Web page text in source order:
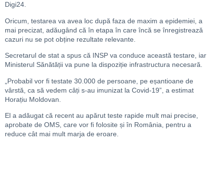
Digi24.
Oricum, testarea va avea loc după faza de maxim a epidemiei, a
mai precizat, adăugând că în etapa în care încă se înregistrează
cazuri nu se pot obține rezultate relevante.
Secretarul de stat a spus că INSP va conduce această testare, iar
Ministerul Sănătății va pune la dispoziție infrastructura necesară.
„Probabil vor fi testate 30.000 de persoane, pe eșantioane de
vârstă, ca să vedem câți s-au imunizat la Covid-19”, a estimat
Horațiu Moldovan.
El a adăugat că recent au apărut teste rapide mult mai precise,
aprobate de OMS, care vor fi folosite și în România, pentru a
reduce cât mai mult marja de eroare.